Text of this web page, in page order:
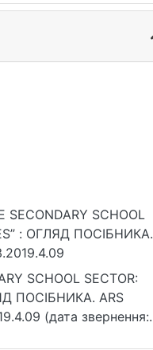
SECONDARY SCHOOL
: ОГЛЯД ПОСІБНИКА.
SCHOOL SECTOR:
ПОСІБНИКА. ARS
(дата звернення: